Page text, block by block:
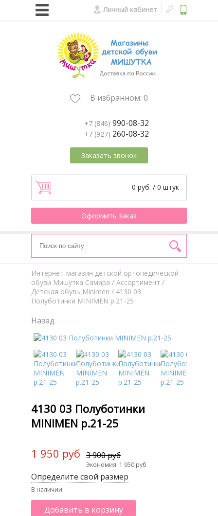
Личный кабинет
В избранном: 0
+7 (846) 990-08-32
+7 (927) 260-08-32
Заказать звонок
0 руб. / 0 штук
Оформить заказ
Интернет-магазин детской ортопедической
обуви Мишутка Самара / Aссортимент /
Детская обувь Minimen / 4130 03
Полуботинки MINIMEN р.21-25
Назад
4130 03 Полуботинки
MINIMEN р.21-25
1 950 руб 3 900 руб
Экономия: 1 950 руб
Определите свой размер
В наличии:
Добавить в корзину